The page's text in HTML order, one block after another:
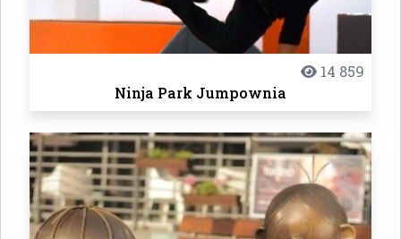
14 859
Ninja Park Jumpownia